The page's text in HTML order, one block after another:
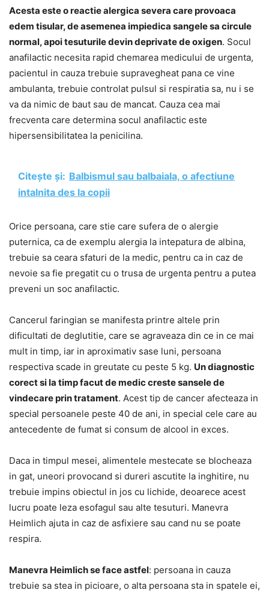
Acesta este o reactie alergica severa care provoaca
edem tisular, de asemenea impiedica sangele sa circule
normal, apoi tesuturile devin deprivate de oxigen. Socul
anafilactic necesita rapid chemarea medicului de urgenta,
pacientul in cauza trebuie supravegheat pana ce vine
ambulanta, trebuie controlat pulsul si respiratia sa, nu i se
va da nimic de baut sau de mancat. Cauza cea mai
frecventa care determina socul anafilactic este
hipersensibilitatea la penicilina.
Citește și: Balbismul sau balbaiala, o afectiune
intalnita des la copii
Orice persoana, care stie care sufera de o alergie
puternica, ca de exemplu alergia la intepatura de albina,
trebuie sa ceara sfaturi de la medic, pentru ca in caz de
nevoie sa fie pregatit cu o trusa de urgenta pentru a putea
preveni un soc anafilactic.
Cancerul faringian se manifesta printre altele prin
dificultati de deglutitie, care se agraveaza din ce in ce mai
mult in timp, iar in aproximativ sase luni, persoana
respectiva scade in greutate cu peste 5 kg. Un diagnostic
corect si la timp facut de medic creste sansele de
vindecare prin tratament. Acest tip de cancer afecteaza in
special persoanele peste 40 de ani, in special cele care au
antecedente de fumat si consum de alcool in exces.
Daca in timpul mesei, alimentele mestecate se blocheaza
in gat, uneori provocand si dureri ascutite la inghitire, nu
trebuie impins obiectul in jos cu lichide, deoarece acest
lucru poate leza esofagul sau alte tesuturi. Manevra
Heimlich ajuta in caz de asfixiere sau cand nu se poate
respira.
Manevra Heimlich se face astfel: persoana in cauza
trebuie sa stea in picioare, o alta persoana sta in spatele ei,